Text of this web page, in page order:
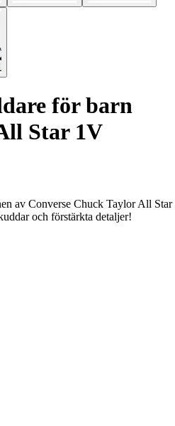
för barn
Star 1V
av Converse Chuck Taylor All Star
och förstärkta detaljer!